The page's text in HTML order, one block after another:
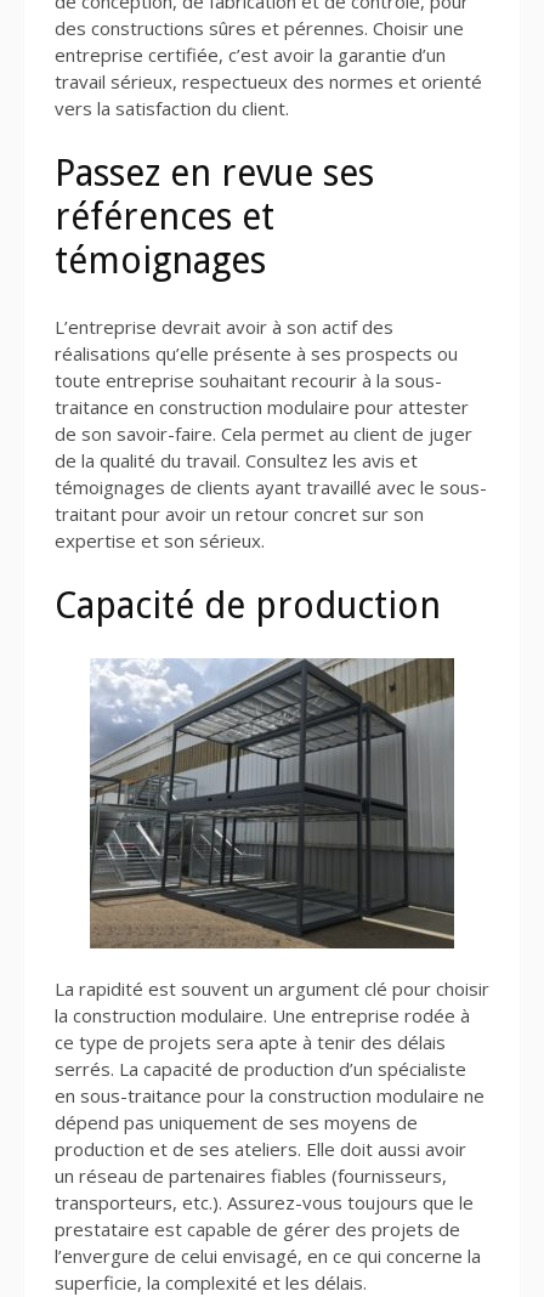
des constructions sûres et pérennes. Choisir une
entreprise certifiée, c’est avoir la garantie d’un
travail sérieux, respectueux des normes et orienté
vers la satisfaction du client.
Passez en revue ses
références et
témoignages
L’entreprise devrait avoir à son actif des
réalisations qu’elle présente à ses prospects ou
toute entreprise souhaitant recourir à la sous-
traitance en construction modulaire pour attester
de son savoir-faire. Cela permet au client de juger
de la qualité du travail. Consultez les avis et
témoignages de clients ayant travaillé avec le sous-
traitant pour avoir un retour concret sur son
expertise et son sérieux.
Capacité de production
La rapidité est souvent un argument clé pour choisir
la construction modulaire. Une entreprise rodée à
ce type de projets sera apte à tenir des délais
serrés. La capacité de production d’un spécialiste
en sous-traitance pour la construction modulaire ne
dépend pas uniquement de ses moyens de
production et de ses ateliers. Elle doit aussi avoir
un réseau de partenaires fiables (fournisseurs,
transporteurs, etc.). Assurez-vous toujours que le
prestataire est capable de gérer des projets de
l’envergure de celui envisagé, en ce qui concerne la
superficie, la complexité et les délais.